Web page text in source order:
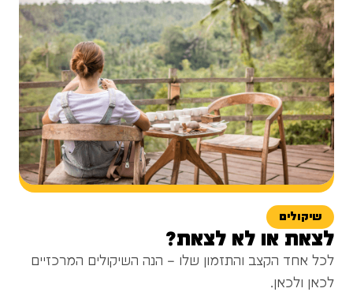
שיקולים
לצאת או לא לצאת?
לכל אחד הקצב והתזמון שלו – הנה השיקולים המרכזיים
לכאן ולכאן.